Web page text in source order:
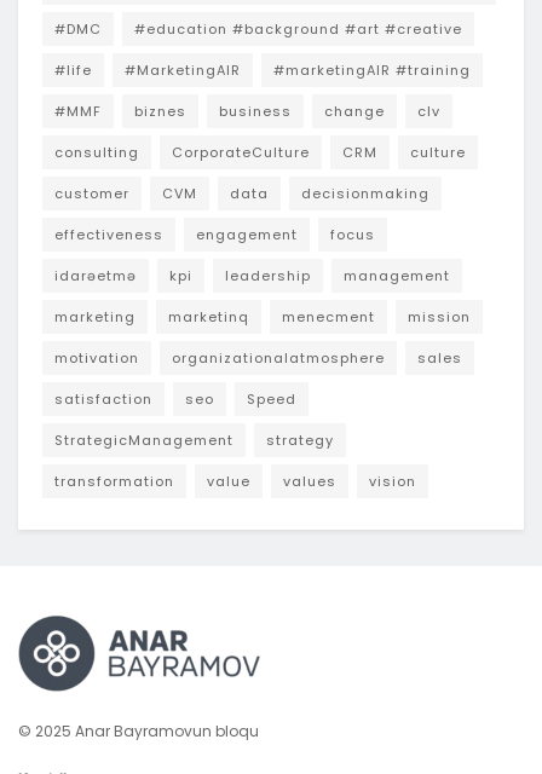
#DMC #education #background #art #creative
#life #MarketingAIR #marketingAIR #training
#MMF biznes business change clv
consulting CorporateCulture CRM culture
customer CVM data decisionmaking
effectiveness engagement focus
idarəetmə kpi leadership management
marketing marketinq menecment mission
motivation organizationalatmosphere sales
satisfaction seo Speed
StrategicManagement strategy
transformation value values vision
© 2025 Anar Bayramovun bloqu